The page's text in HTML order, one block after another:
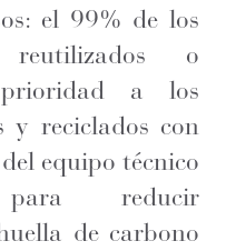
el 99% de los
o
a los
y reciclados con
equipo técnico
reducir
de carbono